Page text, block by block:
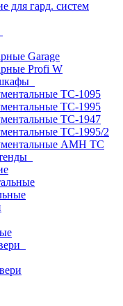
для гард. систем
Garage
Profi W
TC-1095
TC-1995
TC-1947
TC-1995/2
AMH TC